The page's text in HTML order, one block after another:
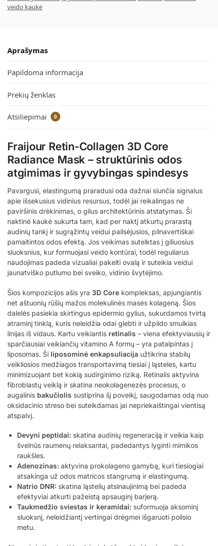
veido kaukė
Aprašymas
Papildoma informacija
Prekių ženklas
Atsiliepimai 0
Fraijour Retin-Collagen 3D Core
Radiance Mask – struktūrinis odos
atgimimas ir gyvybingas spindesys
Pavargusi, elastingumą praradusi oda dažnai siunčia signalus
apie išsekusius vidinius resursus, todėl jai reikalingas ne
paviršinis drėkinimas, o gilus architektūrinis atstatymas. Ši
naktinė kaukė sukurta tam, kad per naktį atkurtų prarastą
audinių tankį ir sugrąžintų veidui pailsėjusios, pilnavertiškai
pamaitintos odos efektą. Jos veikimas sutelktas į giliuosius
sluoksnius, kur formuojasi veido kontūrai, todėl reguliarus
naudojimas padeda vizualiai pakelti ovalą ir suteikia veidui
jaunatviško putlumo bei sveiko, vidinio švytėjimo.
Šios kompozicijos ašis yra 3D Core kompleksas, apjungiantis
net aštuonių rūšių mažos molekulinės masės kolageną. Šios
dalelės pasiekia skirtingus epidermio gylius, sukurdamos tvirtą
atraminį tinklą, kuris neleidžia odai glebti ir užpildo smulkias
linijas iš vidaus. Kartu veikiantis retinalis – viena efektyviausių ir
sparčiausiai veikiančių vitamino A formų – yra patalpintas į
liposomas. Ši liposominė enkapsuliacija užtikrina stabilų
veikliosios medžiagos transportavimą tiesiai į ląsteles, kartu
minimizuojant bet kokią sudirginimo riziką. Retinalis aktyvina
fibroblastų veiklą ir skatina neokolagenezės procesus, o
augalinis bakučiolis sustiprina šį poveikį, saugodamas odą nuo
oksidacinio streso bei suteikdamas jai nepriekaištingai vientisą
atspalvį.
Devyni peptidai: skatina audinių regeneraciją ir veikia kaip
švelnūs raumenų relaksantai, padedantys lyginti mimikos
raukšles.
Adenozinas: aktyvina prokolageno gamybą, kuri tiesiogiai
atsakinga už odos matricos stangrumą ir elastingumą.
Natrio DNR: skatina ląstelių atsinaujinimą bei padeda
efektyviai atkurti pažeistą apsauginį barjerą.
Taukmedžio sviestas ir keramidai: suformuoja aksominį
sluoksnį, neleidžiantį vertingai drėgmei išgaruoti poilsio
metu.